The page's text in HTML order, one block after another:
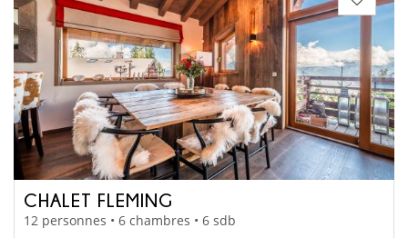
CHALET FLEMING
12 personnes • 6 chambres • 6 sdb